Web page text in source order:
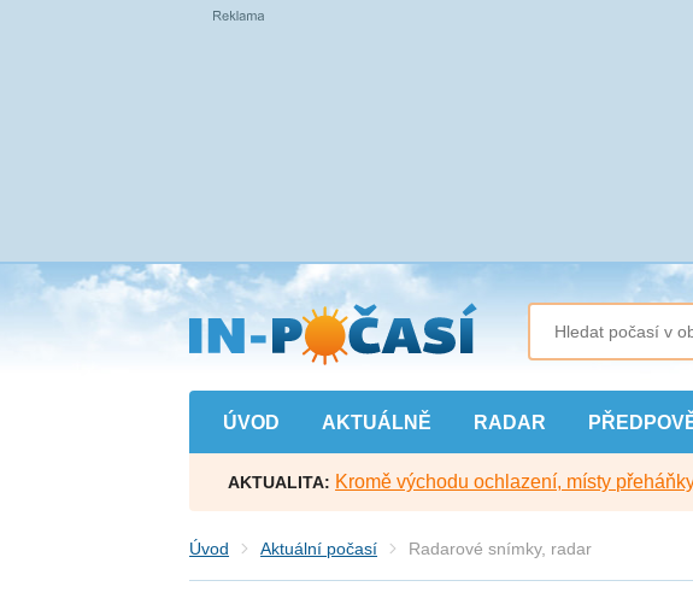
Přejít
na
hlavní
obsah
ÚVOD AKTUÁLNĚ RADAR
AKTUALITA: Kromě východu ochlazení, místy
Úvod Aktuální počasí Radarové snímky, radar